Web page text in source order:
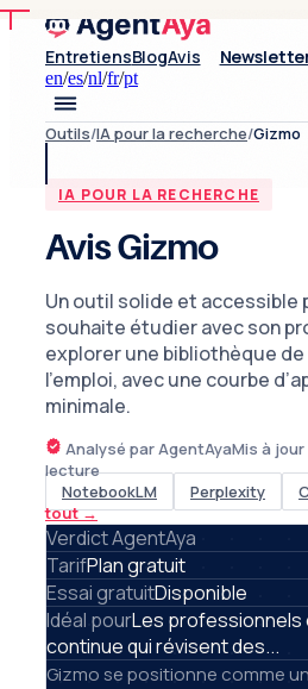
EntretiensBlogAvis
en/es/nl/fr/pt
Outils/IA pour la recherche/Gizmo
IA POUR LA RECHERCHE
Avis Gizmo
Un outil solide et accessible
souhaite étudier avec son
explorer une bibliothèque
l’emploi, avec une courbe
minimale.
Analysé par AgentAyaMis à jour
lecture
NotebookLM
Perplexity
tout→
Verdict AgentAya
TarifPlan gratuit
Essai gratuitDisponible
Idéal pourLes professionnels
continue qui révisent des...
Gizmo se positionne comme